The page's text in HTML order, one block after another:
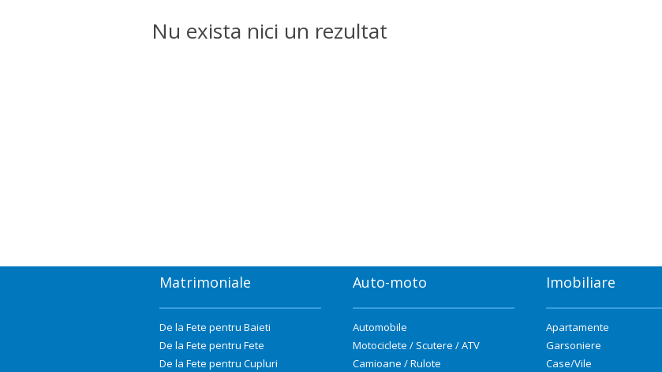
Nu exista nici un rezultat
Matrimoniale
De la Fete pentru Baieti
De la Fete pentru Fete
De la Fete pentru Cupluri
Auto-moto
Automobile
Motociclete / Scutere / ATV
Camioane / Rulote
Imobiliare
Apartamente
Garsoniere
Case/Vile